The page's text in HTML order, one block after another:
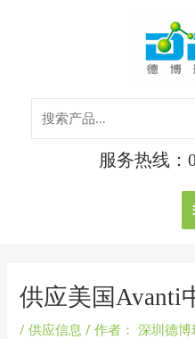
服务热线：
供应美国Avanti
/供应信息 / 作者： 深圳德